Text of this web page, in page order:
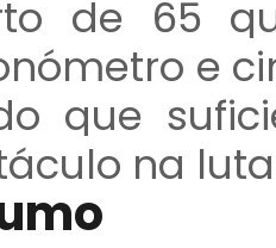
de 65
e
que
na